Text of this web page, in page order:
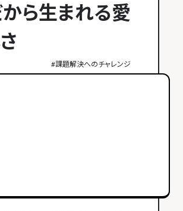
ら生まれる愛
#課題解決へのチャレンジ